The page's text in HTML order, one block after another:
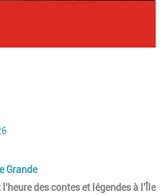
Grande
des contes et légendes à l'Île